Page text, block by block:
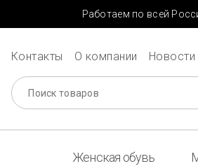
Работаем по всей
Контакты О компании Новости
Женская обувь